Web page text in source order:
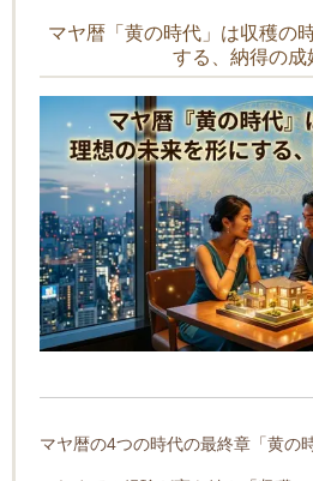
マヤ暦「黄の時代」は収穫の
する、納得の成
マヤ暦の4つの時代の最終章「黄の